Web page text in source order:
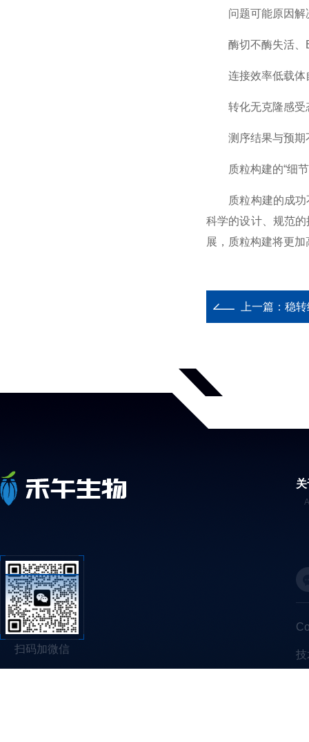
问题可能原因解
酶切不酶失活、
连接效率低载体自
转化无克隆感受态
测序结果与预期不
质粒构建的“细节
质粒构建的成功不
科学的设计、规范
展，质粒构建将更
上一篇： 稳转
扫码加微信 技